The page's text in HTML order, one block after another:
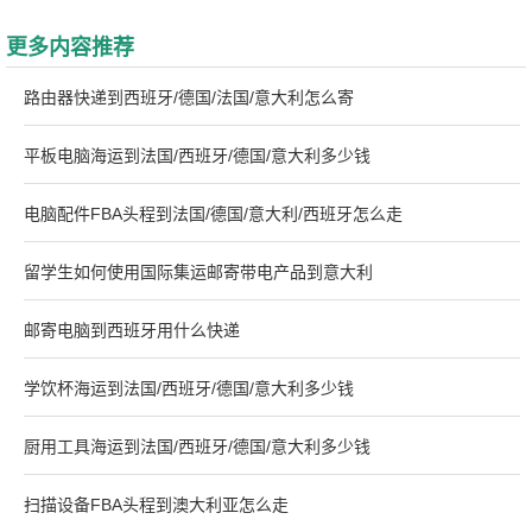
更多内容推荐
路由器快递到西班牙/德国/法国/意大利怎么寄
平板电脑海运到法国/西班牙/德国/意大利多少钱
电脑配件FBA头程到法国/德国/意大利/西班牙怎么走
留学生如何使用国际集运邮寄带电产品到意大利
邮寄电脑到西班牙用什么快递
学饮杯海运到法国/西班牙/德国/意大利多少钱
厨用工具海运到法国/西班牙/德国/意大利多少钱
扫描设备FBA头程到澳大利亚怎么走